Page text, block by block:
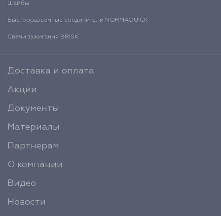
Шайбы
Быстроразъемные соединители NORMAQUICK
Свечи зажигания BRISK
Доставка и оплата
Акции
Документы
Материалы
Партнерам
О компании
Видео
Новости